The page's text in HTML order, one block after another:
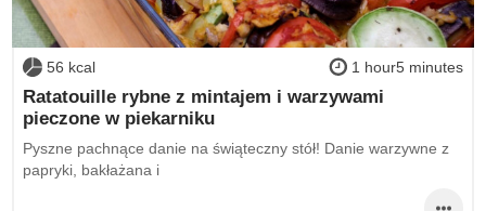
56 kcal 1 hour5 minutes
Ratatouille rybne z mintajem i warzywami
pieczone w piekarniku
Pyszne pachnące danie na świąteczny stół! Danie warzywne z
papryki, bakłażana i